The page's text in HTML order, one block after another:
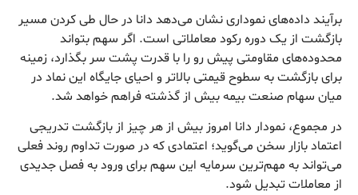
برآیند داده‌های نموداری نشان می‌دهد دانا در حال طی کردن مسیر
بازگشت از یک دوره رکود معاملاتی است. اگر سهم بتواند
محدوده‌های مقاومتی پیش رو را با قدرت پشت سر بگذارد، زمینه
برای بازگشت به سطوح قیمتی بالاتر و احیای جایگاه این نماد در
میان سهام صنعت بیمه بیش از گذشته فراهم خواهد شد.
در مجموع، نمودار دانا امروز بیش از هر چیز از بازگشت تدریجی
اعتماد بازار سخن می‌گوید؛ اعتمادی که در صورت تداوم روند فعلی
می‌تواند به مهم‌ترین سرمایه این سهم برای ورود به فصل جدیدی
از معاملات تبدیل شود.